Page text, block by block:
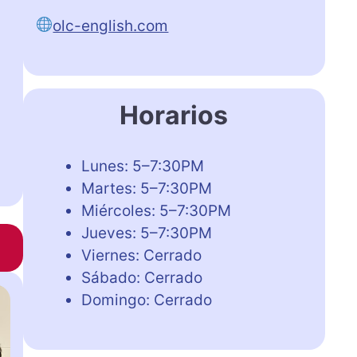
olc-english.com
Horarios
Lunes: 5–7:30PM
Martes: 5–7:30PM
Miércoles: 5–7:30PM
Jueves: 5–7:30PM
Viernes: Cerrado
Sábado: Cerrado
Domingo: Cerrado